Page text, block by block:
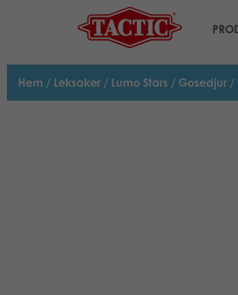
Hem / Leksaker / Lumo Stars / Gosedjur /